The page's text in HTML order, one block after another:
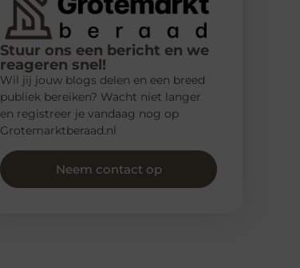
Stuur ons een bericht en we
reageren snel!
Wil jij jouw blogs delen en een breed
publiek bereiken? Wacht niet langer
en registreer je vandaag nog op
Grotemarktberaad.nl
Neem contact op